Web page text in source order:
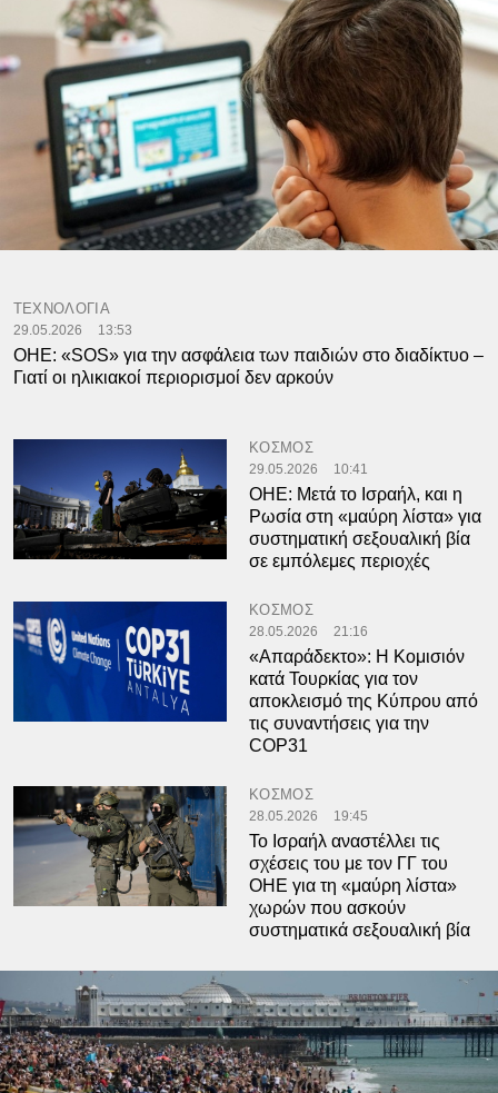
ΤΕΧΝΟΛΟΓΙΑ
29.05.2026 13:53
ΟΗΕ: «SOS» για την ασφάλεια των παιδιών στο διαδίκτυο –
Γιατί οι ηλικιακοί περιορισμοί δεν αρκούν
ΚΟΣΜΟΣ
29.05.2026 10:41
ΟΗΕ: Μετά το Ισραήλ, και η
Ρωσία στη «μαύρη λίστα» για
συστηματική σεξουαλική βία
σε εμπόλεμες περιοχές
ΚΟΣΜΟΣ
28.05.2026 21:16
«Απαράδεκτο»: Η Κομισιόν
κατά Τουρκίας για τον
αποκλεισμό της Κύπρου από
τις συναντήσεις για την
COP31
ΚΟΣΜΟΣ
28.05.2026 19:45
Το Ισραήλ αναστέλλει τις
σχέσεις του με τον ΓΓ του
ΟΗΕ για τη «μαύρη λίστα»
χωρών που ασκούν
συστηματικά σεξουαλική βία